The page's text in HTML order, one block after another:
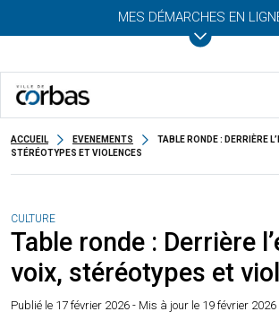
MES DÉMARCHES EN
ACCUEIL EVENEMENTS
TABLE RONDE : DERRIÈRE
STÉRÉOTYPES ET VIOLENCES
CULTURE
Table ronde : Derrière
voix, stéréotypes et
Publié le 17 février 2026 - Mis à jour le 19 février 2026